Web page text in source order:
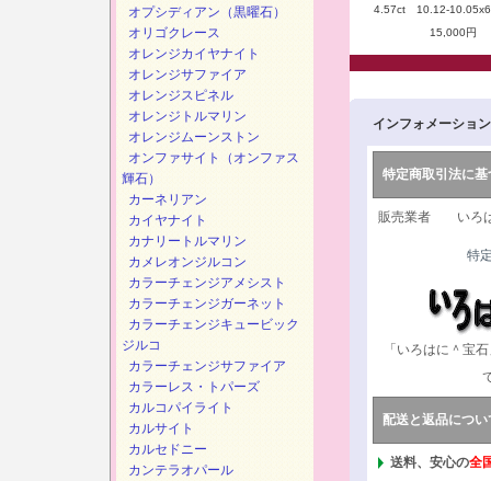
4.57ct 10.12-
15,000円
インフォメーション
特定商取引法に基
販売業者 いろ
特
「いろはに＾宝
配送と返品につい
送料、安心の全
オプシディアン（黒曜石）
オリゴクレース
オレンジカイヤナイト
オレンジサファイア
オレンジスピネル
オレンジトルマリン
オレンジムーンストン
オンファサイト（オンファス
輝石）
カーネリアン
カイヤナイト
カナリートルマリン
カメレオンジルコン
カラーチェンジアメシスト
カラーチェンジガーネット
カラーチェンジキュービック
ジルコ
カラーチェンジサファイア
カラーレス・トパーズ
カルコパイライト
カルサイト
カルセドニー
カンテラオパール